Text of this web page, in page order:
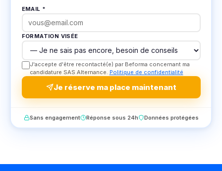
EMAIL *
FORMATION VISÉE
J'accepte d'être recontacté(e) par Beforma concernant ma
candidature SAS Alternance. Politique de confidentialité
Je réserve ma place maintenant
Sans engagement Réponse sous 24h Données protégées